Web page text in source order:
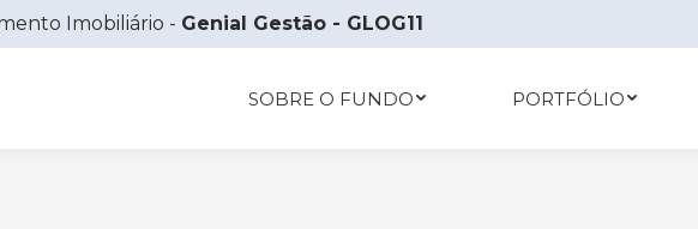
Imobiliário - Genial Gestão - GLOG11
SOBRE O FUNDO PORTFÓLIO